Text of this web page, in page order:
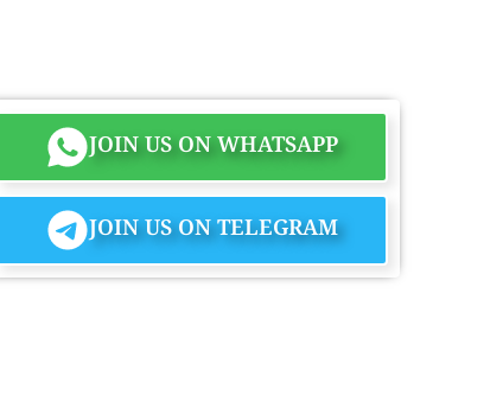
JOIN US ON WHATSAPP
JOIN US ON TELEGRAM